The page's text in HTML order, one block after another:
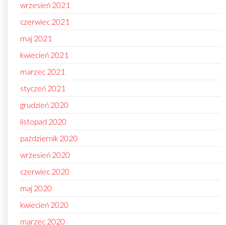
wrzesień 2021
czerwiec 2021
maj 2021
kwiecień 2021
marzec 2021
styczeń 2021
grudzień 2020
listopad 2020
październik 2020
wrzesień 2020
czerwiec 2020
maj 2020
kwiecień 2020
marzec 2020